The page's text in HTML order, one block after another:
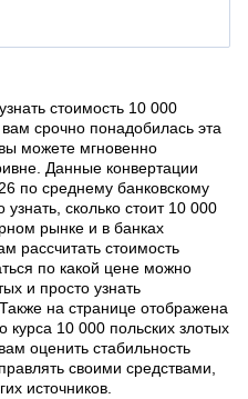
стоимость 10 000
срочно понадобилась эта
можете мгновенно
Данные конвертации
по среднему банковскому
сколько стоит 10 000
рынке и в банках
рассчитать стоимость
по какой цене можно
и просто узнать
на странице отображена
10 000 польских злотых
оценить стабильность
своими средствами,
источников.